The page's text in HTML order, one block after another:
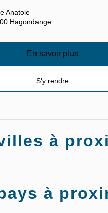
Anatole
Hagondange
En savoir plus
S'y rendre
à
à